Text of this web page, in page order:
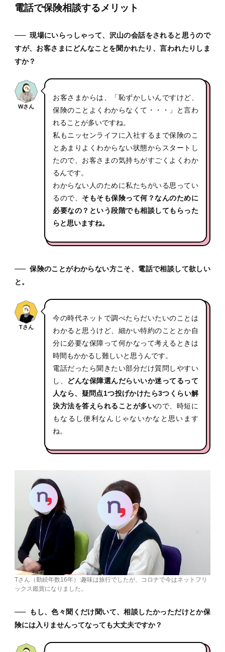
電話で保険相談するメリット
── 現場にいらっしゃって、沢山の会話をされると思うので
すが、お客さまにどんなことを聞かれたり、言われたりしま
すか？
Wさん
お客さまからは、「恥ずかしいんですけど、
保険のことよくわからなくて・・・」と言わ
れることが多いですね。
私もニッセンライフに入社するまで保険のこ
とあまりよくわからない状態からスタートし
たので、お客さまの気持ちがすごくよくわか
るんです。
わからない人のために私たちがいる思ってい
るので、 そもそも保険って何？なんのために
必要なの？という段階でも相談してもらった
らと思いますね。
── 保険のことがわからない方こそ、電話で相談して欲しい
と。
Tさん
今の時代ネットで調べたらだいたいのことは
わかると思うけど、細かい特約のこととか自
分に必要な保障って何かなって考えるときは
時間もかかるし難しいと思うんです。
電話だったら聞きたい部分だけ質問しやすい
し、
どんな保障選んだらいいか迷ってるって
人なら、疑問点1つ投げかけたら3つくらい解
決方法を答えられることが多いので、時短に
もなるし便利なんじゃないかなと思います
ね。
Tさん（勤続年数16年）:趣味は旅行でしたが、コロナで今はネットフリ
ックス鑑賞になりました。
──
もし、色々聞くだけ聞いて、相談したかっただけとか保
険には入りませんってなっても大丈夫ですか？